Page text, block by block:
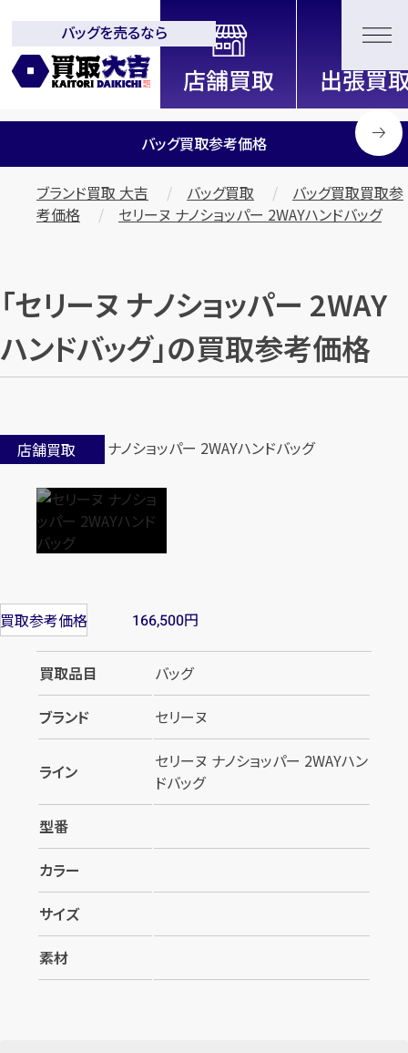
全国2200店舗以上展開中！
信頼と実績の買取専門店「買取大
吉」
バッグを売るなら
バッグ買取参考価格
ブランド買取 大吉 バッグ買取
バッグ買取買取参
考価格
セリーヌ ナノショッパー 2WAYハンドバッグ
「セリーヌ ナノショッパー 2WAY
ハンドバッグ」の買取参考価格
店舗買取
買取参考価格 166,500円
買取品目
バッグ
ブランド
セリーヌ
ライン
セリーヌ ナノショッパー 2WAYハン
ドバッグ
型番
カラー
サイズ
素材